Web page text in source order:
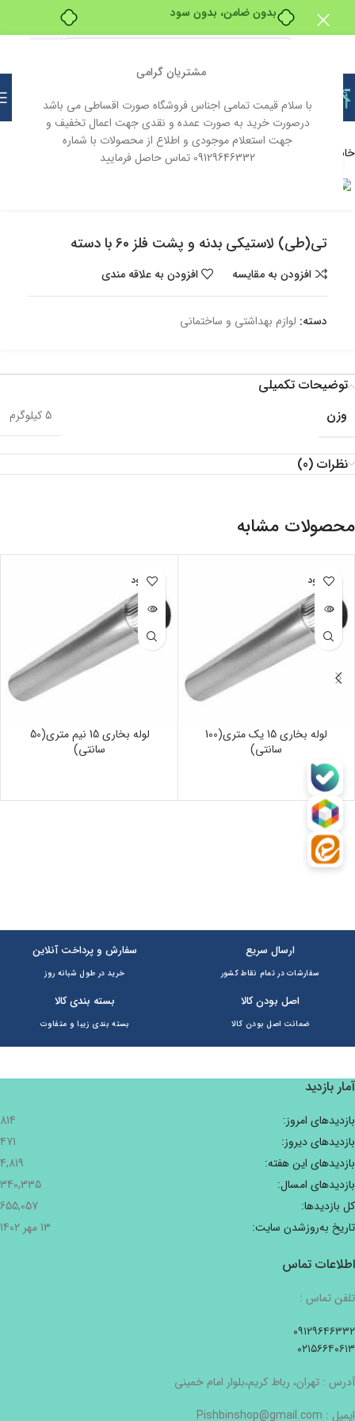
مشتریان گرامی
با سلام قیمت تمامی اجناس فروشگاه صورت اقساطی می باشد
درصورت خرید به صورت عمده و نقدی جهت اعمال تخفیف و
جهت استعلام موجودی و اطلاع از محصولات با شماره
09129646332 تماس حاصل فرمایید
بدون ضامن، بدون سود
خانه لوازم بهداشتی و ساختمانی
بزرگنمایی تصویر
تی(طی) لاستیکی بدنه و پشت فلز 60 با دسته
افزودن به مقایسه افزودن به علاقه مندی
دسته: لوازم بهداشتی و ساختمانی
توضیحات تکمیلی
وزن
5 کیلوگرم
نظرات (0)
محصولات مشابه
ناموجود
لوله بخاری 15 یک متری(100
سانتی)
ناموجود
لوله بخاری 15 نیم متری(50
سانتی)
406,250
ارسال سریع
سفارشات در تمام نقاط کشور
سفارش و پرداخت آنلاین
خرید در طول شبانه روز
اصل بودن کالا
ضمانت اصل بودن کالا
بسته بندی کالا
بسته بندی زیبا و متفاوت
آمار بازدید
بازدیدهای امروز:
814
بازدیدهای دیروز:
471
بازدیدهای این هفته:
4,819
بازدیدهای امسال:
340,335
کل بازدیدها:
655,057
تاریخ به‌روزشدن سایت:
13 مهر 1402
اطلاعات تماس
تلفن تماس :
۰۹۱۲۹۶۴۶۳۳۲
۰۲۱۵۶۶۴۰۶۱۳
آدرس : تهران، رباط کریم،بلوار امام خمینی
ایمیل : Pishbinshop@gmail.com